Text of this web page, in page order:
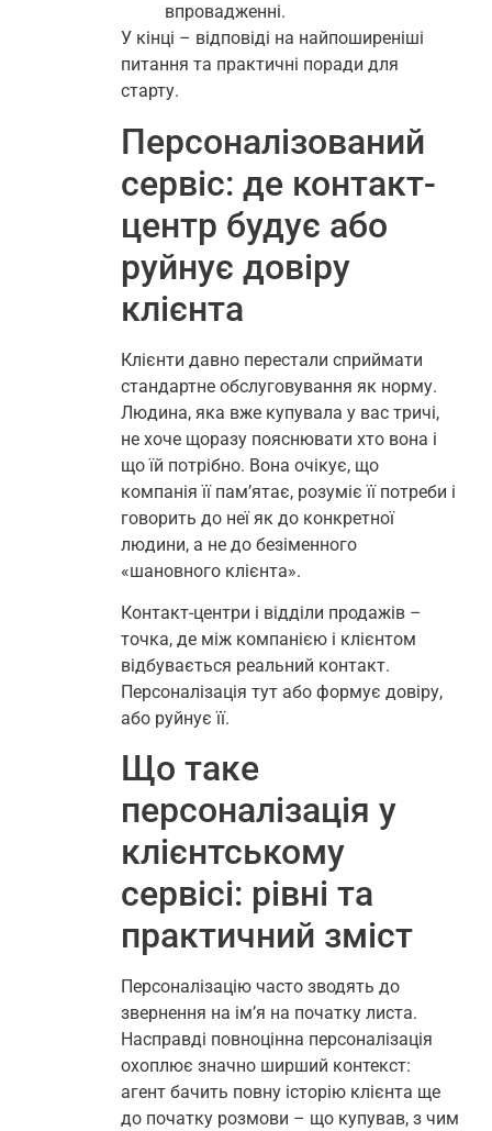
впровадженні.
У кінці – відповіді на найпоширеніші
питання та практичні поради для
старту.
Персоналізований
сервіс: де контакт-
центр будує або
руйнує довіру
клієнта
Клієнти давно перестали сприймати
стандартне обслуговування як норму.
Людина, яка вже купувала у вас тричі,
не хоче щоразу пояснювати хто вона і
що їй потрібно. Вона очікує, що
компанія її пам’ятає, розуміє її потреби і
говорить до неї як до конкретної
людини, а не до безіменного
«шановного клієнта».
Контакт-центри і відділи продажів –
точка, де між компанією і клієнтом
відбувається реальний контакт.
Персоналізація тут або формує довіру,
або руйнує її.
Що таке
персоналізація у
клієнтському
сервісі: рівні та
практичний зміст
Персоналізацію часто зводять до
звернення на ім’я на початку листа.
Насправді повноцінна персоналізація
охоплює значно ширший контекст:
агент бачить повну історію клієнта ще
до початку розмови – що купував, з чим